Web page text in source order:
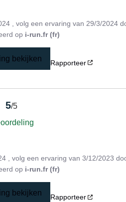
, volg een ervaring van 29/3/2024
op i-run.fr (fr)
bekijken Rapporteer
5/5
, volg een ervaring van3/12/2023
op i-run.fr (fr)
bekijken Rapporteer